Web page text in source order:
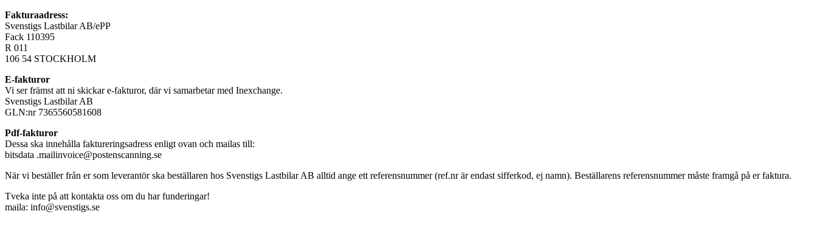
Fakturaadress:
Svenstigs Lastbilar AB/ePP
Fack 110395
R 011
106 54 STOCKHOLM
E-fakturor
Vi ser främst att ni skickar e-fakturor, där vi samarbetar med Inexchange.
Svenstigs Lastbilar AB
GLN:nr 7365560581608
Pdf-fakturor
Dessa ska innehålla faktureringsadress enligt ovan och mailas till:
bitsdata .mailinvoice@postenscanning.se
När vi beställer från er som leverantör ska beställaren hos Svenstigs Lastbilar AB alltid ange ett referensnummer (ref.nr är endast sifferkod, ej namn). Beställarens referensnummer måste framgå på er faktura.
Tveka inte på att kontakta oss om du har funderingar!
maila: info@svenstigs.se